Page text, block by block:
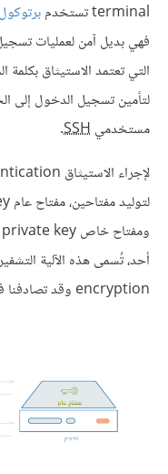
terminal تستخدم
برتوكول
فهي بديل آمن لعمليات
التي تعتمد الاستيثاق بكلمة
لتأمين تسجيل الدخول إلى
مستخدمي SSH
.
لإجراء الاستيثاق authentication من خلال مفاتيح
encryption وقد تصادفنا في حالات استخدام أخرى.